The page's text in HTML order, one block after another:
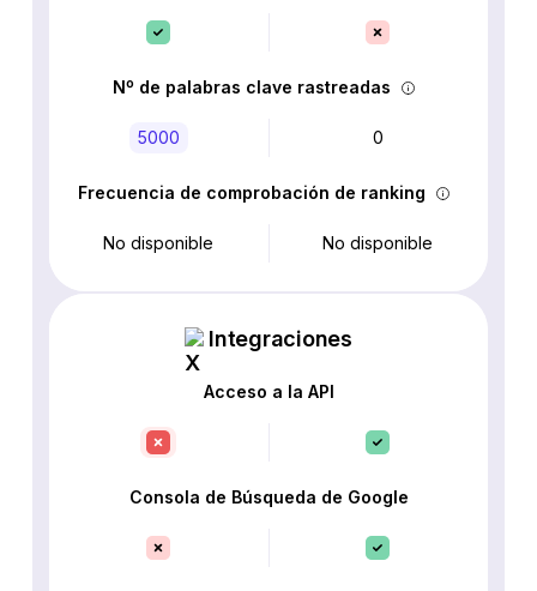
Nº de palabras clave rastreadas
5000 0
Frecuencia de comprobación de ranking
No disponible No disponible
Integraciones
Acceso a la API
Consola de Búsqueda de Google